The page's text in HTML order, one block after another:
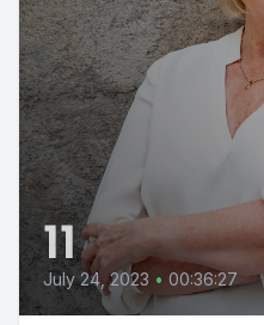
11
July 24, 2023 • 00:36:27